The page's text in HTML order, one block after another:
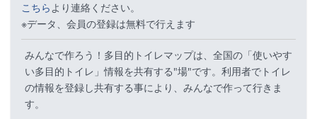
こちらより連絡ください。
※データ、会員の登録は無料で行えます
みんなで作ろう！多目的トイレマップは、全国の「使いやす
い多目的トイレ」情報を共有する"場"です。利用者でトイレ
の情報を登録し共有する事により、みんなで作って行きま
す。